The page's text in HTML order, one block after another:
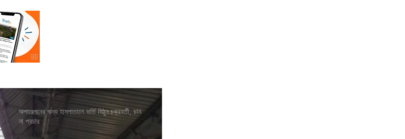
অপারেশনের জন্য হাসপাতালে ভর্তি মিঠুন চক্রবর্তী, চান
না প্রচার